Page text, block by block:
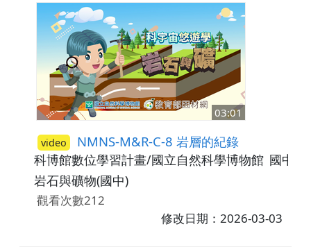
03:01
video NMNS-M&R-C-8 岩層的紀錄
科博館數位學習計畫/國立自然科學博物館 國中7-
岩石與礦物(國中)
觀看次數212
修改日期：2026-03-03